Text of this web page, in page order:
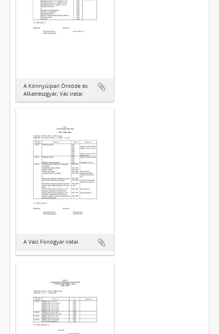
A Könnyűipari Öntöde és
Alkatrészgyár, Vác iratai
A Váci Fonógyár iratai